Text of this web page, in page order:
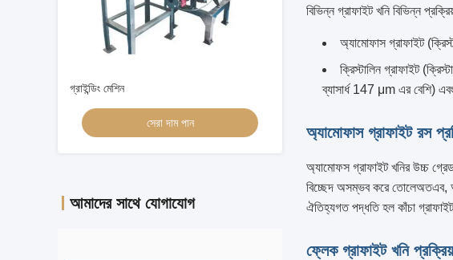
গ্রাইন্ডিং মেশিন
সেরা দাম পান
আমাদের সাথে যোগাযোগ
বিভিন্ন গ্রাফাইট খনি বিভিন্ন
অ্যামোফাস গ্রাফাইট
ক্রিস্টালিন গ্রাফাইট
ব্যাসার্ধ 147 μm এর বেশি)
অ্যামোফাস গ্রাফাইট রস
অ্যামোফস গ্রাফাইট খনির উচ্চ
বিচ্ছেদ অসম্ভব করে তোলেঅতএব,
ঐতিহ্যগত পদ্ধতি হল কাঁচা
ফ্লেক গ্রাফাইট খনি